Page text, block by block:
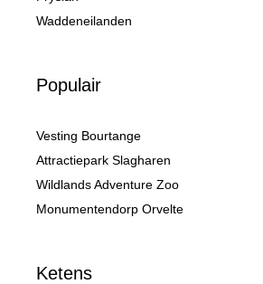
Waddeneilanden
Populair
Vesting Bourtange
Attractiepark Slagharen
Wildlands Adventure Zoo
Monumentendorp Orvelte
Ketens